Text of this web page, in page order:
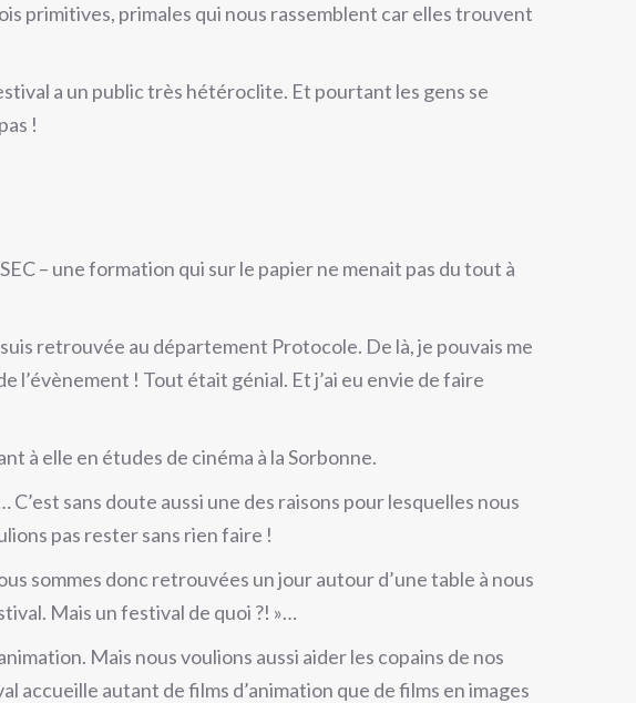
primitives, primales qui nous rassemblent car elles trouvent
a un public très hétéroclite. Et pourtant les gens se
!
– une formation qui sur le papier ne menait pas du tout à
retrouvée au département Protocole. De là, je pouvais me
l’évènement ! Tout était génial. Et j’ai eu envie de faire
à elle en études de cinéma à la Sorbonne.
sans doute aussi une des raisons pour lesquelles nous
pas rester sans rien faire !
sommes donc retrouvées un jour autour d’une table à nous
Mais un festival de quoi ?! »…
Mais nous voulions aussi aider les copains de nos
accueille autant de films d’animation que de films en images